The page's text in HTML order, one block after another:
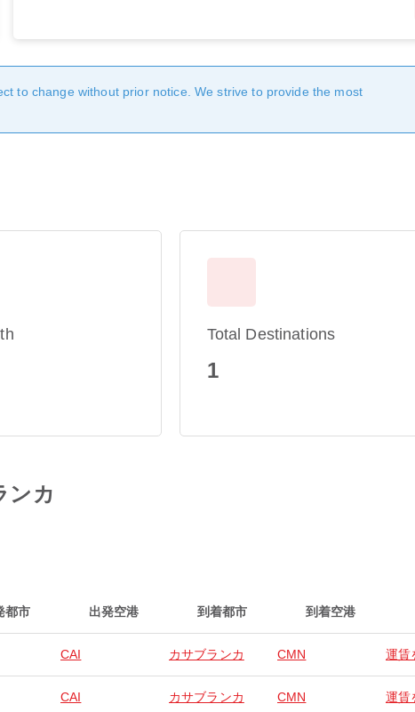
to change without prior notice. We strive to provide the most
Total Destinations
1
ンカ
都市 出発空港 到着都市 到着空港
CAI カサブランカ CMN 運賃
CAI カサブランカ CMN 運賃